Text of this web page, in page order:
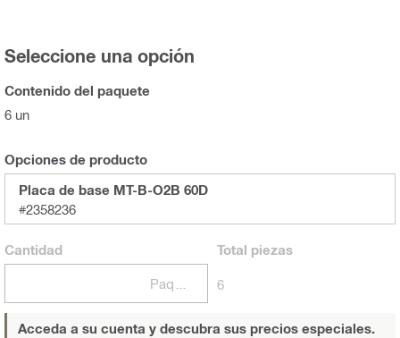
Seleccione una opción
Contenido del paquete
6 un
Opciones de producto
Placa de base MT-B-O2B 60D
#2358236
Cantidad Total piezas
6
Acceda a su cuenta y descubra sus precios especiales.